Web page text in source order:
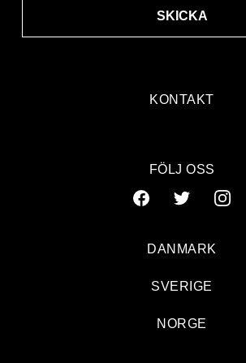
KONTAKT
SKICKA
FÖLJ OSS
DANMARK
SVERIGE
NORGE